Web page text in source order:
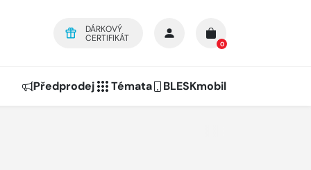
DÁRKOVÝ
CERTIFIKÁT
0
Předprodej Témata BLESKmobil